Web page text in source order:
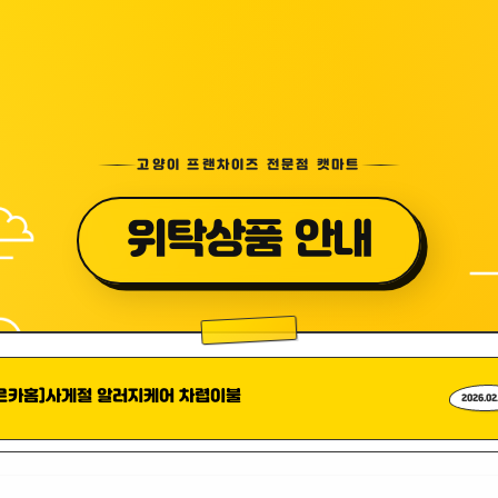
고양이 프랜차이즈 전문점 캣마트
위탁상품 안내
카홈]사게절 알러지케어 차렵이불